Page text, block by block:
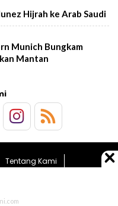
Hijrah ke Arab Saudi
Munich Bungkam
Mantan
Tentang Kami